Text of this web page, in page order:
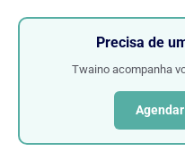
Precisa de
Twaino acompanha